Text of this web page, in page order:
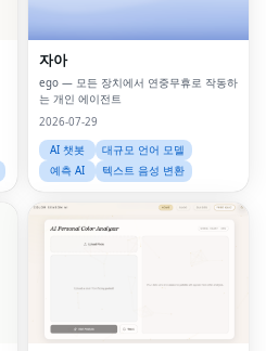
자아
ego — 모든 장치에서 연중무휴로 작동하
는 개인 에이전트
2026-07-29
AI 챗봇
대규모 언어 모델
예측 AI
텍스트 음성 변환